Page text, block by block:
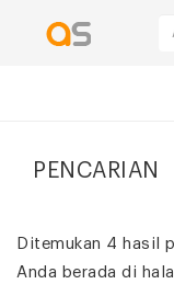
PENCARIAN
Ditemukan 4 hasil
Anda berada di